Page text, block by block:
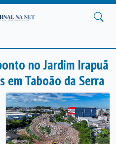
no Jardim Irapuã
em Taboão da Serra